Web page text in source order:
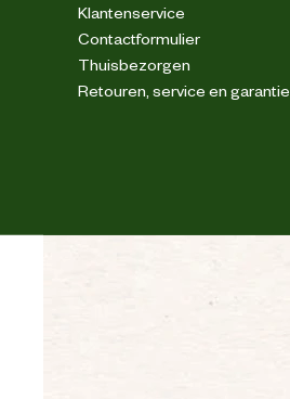
Klantenservice
Contactformulier
Thuisbezorgen
Retouren, service en garantie